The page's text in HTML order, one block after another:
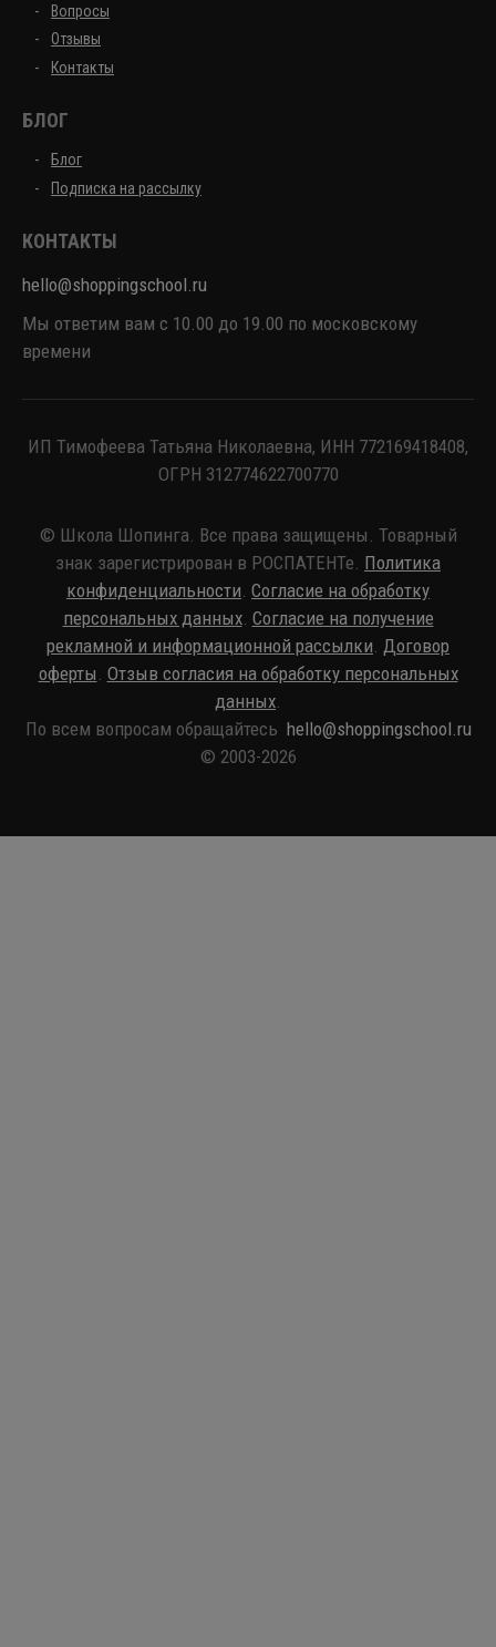
Вопросы
Отзывы
Контакты
БЛОГ
Блог
Подписка на рассылку
КОНТАКТЫ
hello@shoppingschool.ru
Мы ответим вам с 10.00 до 19.00 по московскому
времени
ИП Тимофеева Татьяна Николаевна, ИНН 772169418408,
ОГРН 312774622700770
© Школа Шопинга. Все права защищены. Товарный
знак зарегистрирован в РОСПАТЕНТе. Политика
конфиденциальности Согласие на обработку
персональных данных. Согласие на получение
рекламной и информационной рассылки Договор
оферты Отзыв согласия на обработку персональных
данных
По всем вопросам обращайтесь hello@shoppingschool.ru
© 2003-2026